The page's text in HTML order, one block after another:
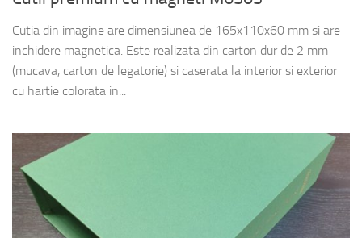
Cutia din imagine are dimensiunea de 165x110x60 mm si are
inchidere magnetica. Este realizata din carton dur de 2 mm
(mucava, carton de legatorie) si caserata la interior si exterior
cu hartie colorata in...